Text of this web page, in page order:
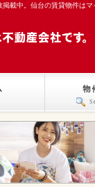
載中。仙台の賃貸物件はマ